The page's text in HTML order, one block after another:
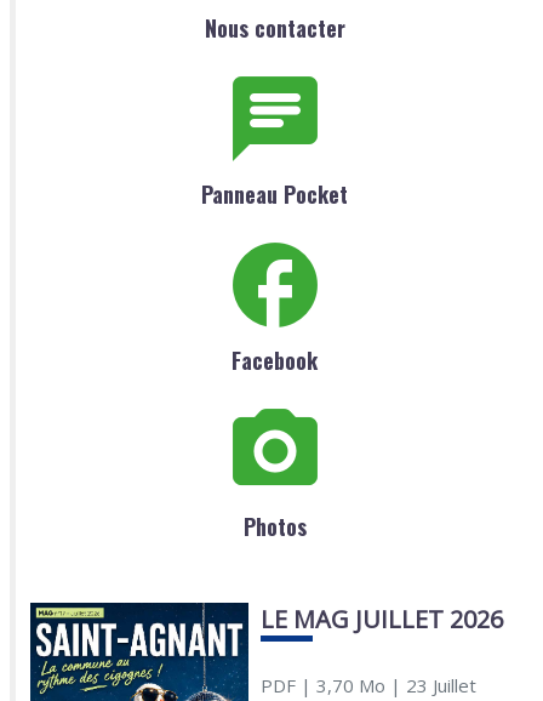
Nous contacter
Panneau Pocket
Facebook
Photos
LE MAG JUILLET 2026
PDF| 3,70 Mo | 23 Juillet